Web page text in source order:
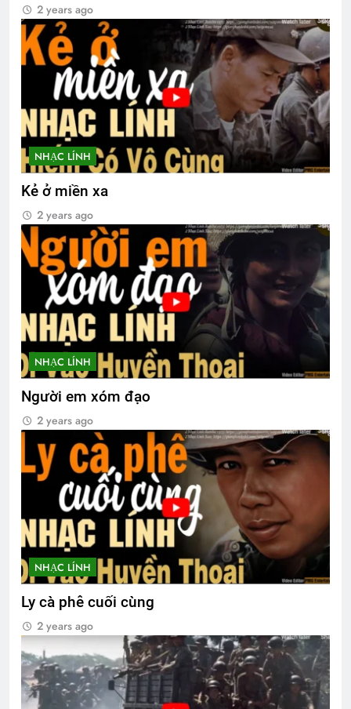
2 years ago
NHẠC LÍNH
Kẻ ở miền xa
2 years ago
NHẠC LÍNH
Người em xóm đạo
2 years ago
NHẠC LÍNH
Ly cà phê cuối cùng
2 years ago